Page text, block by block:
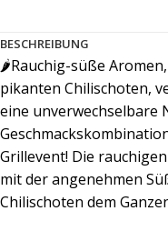
BESCHREIBUNG
🌶️Rauchig-süße
pikanten Chilischoten,
eine unverwechselbare
Grillevent! Die
mit der angenehmen
Chilischoten dem